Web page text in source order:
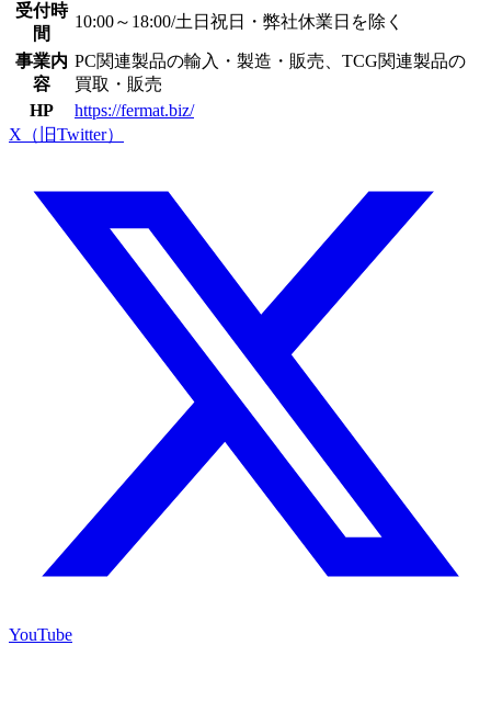
受付時
間
10:00～18:00/土日祝日・弊社休業日を除く
事業内
容
PC関連製品の輸入・製造・販売、TCG関連製品の
買取・販売
HP
https://fermat.biz/
X（旧Twitter）
YouTube